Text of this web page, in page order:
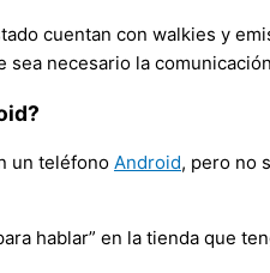
cuentan con walkies y
necesario la
un teléfono Android, pero no
hablar” en la tienda que